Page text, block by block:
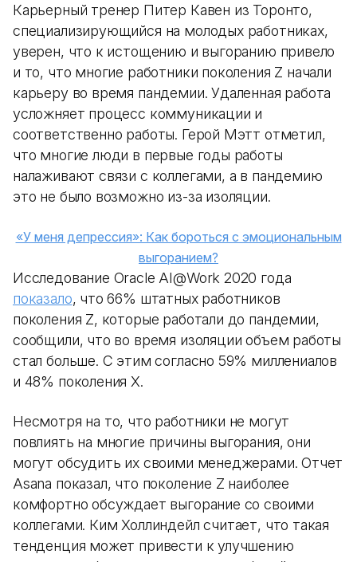
Карьерный тренер Питер Кавен из Торонто,
специализирующийся на молодых работниках,
уверен, что к истощению и выгоранию привело
и то, что многие работники поколения Z начали
карьеру во время пандемии. Удаленная работа
усложняет процесс коммуникации и
соответственно работы. Герой Мэтт отметил,
что многие люди в первые годы работы
налаживают связи с коллегами, а в пандемию
это не было возможно из-за изоляции.
«У меня депрессия»: Как бороться с эмоциональным
выгоранием?
Исследование Oracle AI@Work 2020 года
показало, что 66% штатных работников
поколения Z, которые работали до пандемии,
сообщили, что во время изоляции объем работы
стал больше. С этим согласно 59% миллениалов
и 48% поколения X.
Несмотря на то, что работники не могут
повлиять на многие причины выгорания, они
могут обсудить их своими менеджерами. Отчет
Asana показал, что поколение Z наиболее
комфортно обсуждает выгорание со своими
коллегами. Ким Холлиндейл считает, что такая
тенденция может привести к улучшению